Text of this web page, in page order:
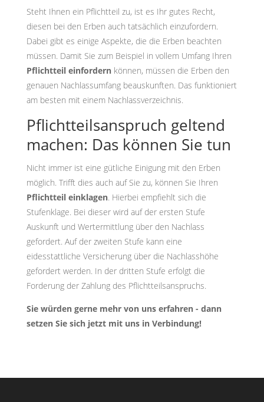
Steht Ihnen ein Pflichtteil zu, ist es Ihr gutes Recht,
diesen bei den Erben auch tatsächlich einzufordern.
Dabei gibt es einige Aspekte, die die Erben beachten
müssen. Damit Sie zum Beispiel in vollem Umfang Ihren
Pflichtteil einfordernkönnen, müssen die Erben den
genauen Nachlassumfang beauskunften. Das funktioniert
am besten mit einem Nachlassverzeichnis.
Pflichtteilsanspruch geltend
machen: Das können Sie tun
Nicht immer ist eine gütliche Einigung mit den Erben
möglich. Trifft dies auch auf Sie zu, können Sie Ihren
Pflichtteil einklagen. Hierbei empfiehlt sich die
Stufenklage. Bei dieser wird auf der ersten Stufe
Auskunft und Wertermittlung über den Nachlass
gefordert. Auf der zweiten Stufe kann eine
eidesstattliche Versicherung über die Nachlasshöhe
gefordert werden. In der dritten Stufe erfolgt die
Forderung der Zahlung des Pflichtteilsanspruchs.
Sie würden gerne mehr von uns erfahren - dann
setzen Sie sich jetzt mit uns in Verbindung!